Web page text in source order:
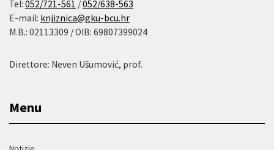
Tel: 052/721-561 /052/638-563
E-mail: knjiznica@gku-bcu.hr
M.B.: 02113309 / OIB: 69807399024
Direttore: Neven Ušumović, prof.
Menu